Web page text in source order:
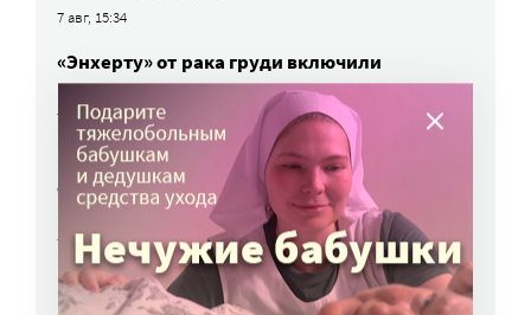
7 авг, 15:34
«Энхерту» от рака груди включили
в перечень жизненно важных препаратов
7 авг, 15:15
НКО часто рискуют нарушить закон
о персональных данных. Как этого
избежать?
7 авг, 13:13